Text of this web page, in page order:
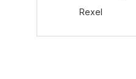
Rexel